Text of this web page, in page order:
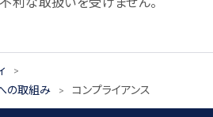
の取組み
コンプライアンス